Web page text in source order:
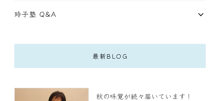
玲子塾 Q&A
最新BLOG
秋の味覚が続々届いています！